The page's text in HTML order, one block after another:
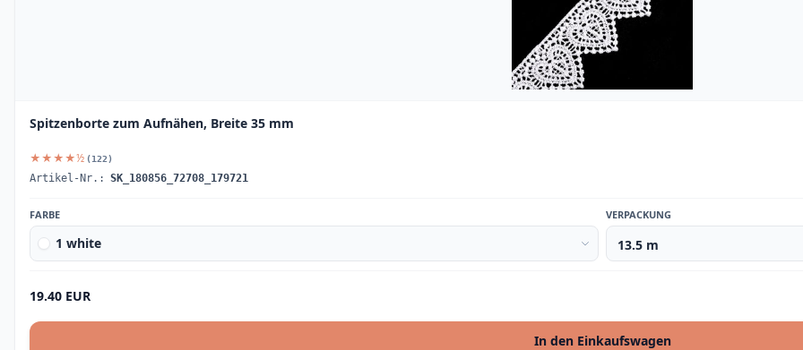
Spitzenborte zum Aufnähen, Breite 35 mm
★★★★½ (122)
Artikel-Nr.: SK_180856_72708_179721
FARBE
1 white
VERPACKUNG
19.40 EUR
In den Einkaufswagen